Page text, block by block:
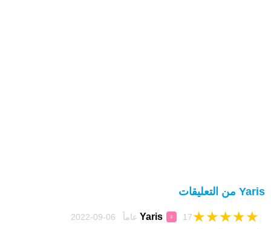
Yaris من التعليقات
Yaris ♀ 17 عاماً 06-09-2022 ★
★
★
★
★